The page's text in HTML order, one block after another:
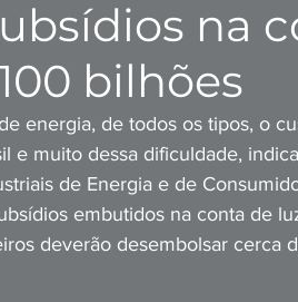
na
bilhões
energia, de todos os tipos, o
e muito dessa dificuldade,
de Energia e de
embutidos na conta de
deverão desembolsar cerca